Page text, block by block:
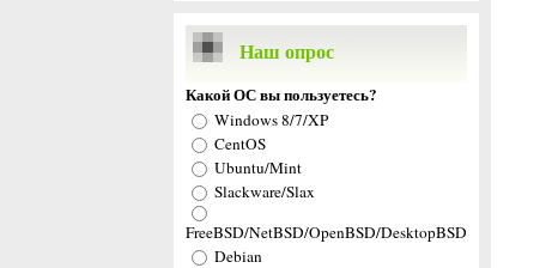
Наш опрос
Какой ОС вы пользуетесь?
Windows 8/7/XP
CentOS
Ubuntu/Mint
Slackware/Slax
FreeBSD/NetBSD/OpenBSD/DesktopBSD
Debian